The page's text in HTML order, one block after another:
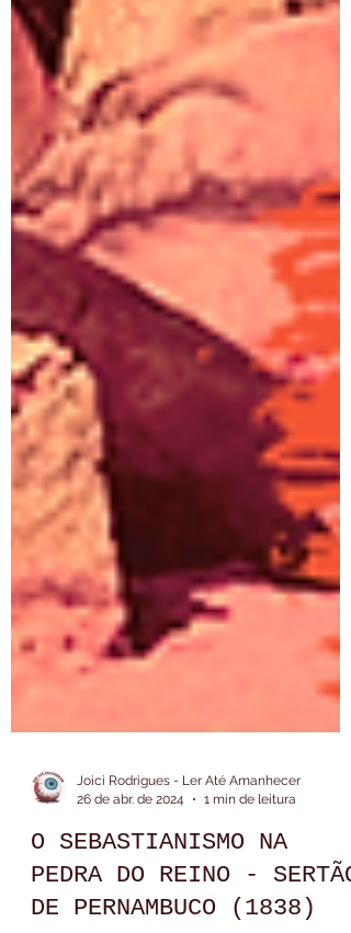
Joici Rodrigues - Ler Até Amanhecer
26 de abr. de 2024
1 min de leitura